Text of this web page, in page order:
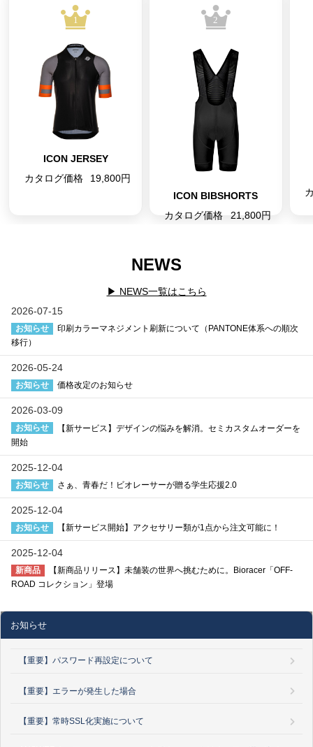
1
ICON JERSEY
カタログ価格
19,800円
2
ICON BIBSHORTS
カタログ価格
21,800円
NEWS
▶ NEWS一覧はこちら
2026-07-15
お知らせ
印刷カラーマネジメント刷新について（PANTONE体系への順次
移行）
2026-05-24
お知らせ 価格改定のお知らせ
2026-03-09
お知らせ
【新サービス】デザインの悩みを解消。セミカスタムオーダーを
開始
2025-12-04
お知らせ さぁ、青春だ！ビオレーサーが贈る学生応援2.0
2025-12-04
お知らせ 【新サービス開始】アクセサリー類が1点から注文可能に！
2025-12-04
新商品
【新商品リリース】未舗装の世界へ挑むために。Bioracer「OFF-
ROAD コレクション」登場
お知らせ
【重要】パスワード再設定について
【重要】エラーが発生した場合
【重要】常時SSL化実施について